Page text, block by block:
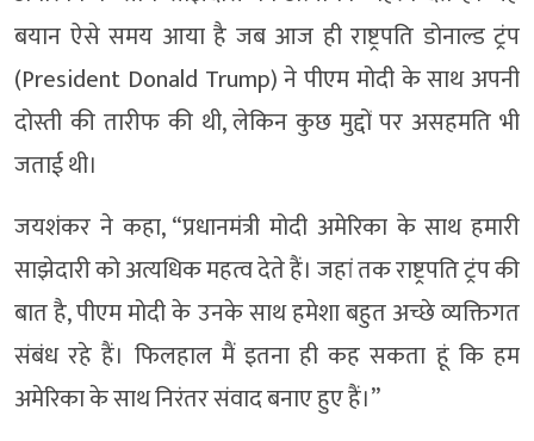
बयान ऐसे समय आया है जब आज ही राष्ट्रपति डोनाल्ड ट्रंप
(President Donald Trump) ने पीएम मोदी के साथ अपनी
दोस्ती की तारीफ की थी, लेकिन कुछ मुद्दों पर असहमति भी
जताई थी।
जयशंकर ने कहा, “प्रधानमंत्री मोदी अमेरिका के साथ हमारी
साझेदारी को अत्यधिक महत्व देते हैं। जहां तक राष्ट्रपति ट्रंप की
बात है, पीएम मोदी के उनके साथ हमेशा बहुत अच्छे व्यक्तिगत
संबंध रहे हैं। फिलहाल मैं इतना ही कह सकता हूं कि हम
अमेरिका के साथ निरंतर संवाद बनाए हुए हैं।”